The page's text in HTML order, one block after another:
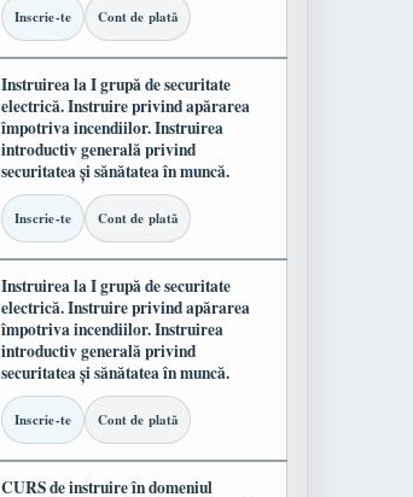
Inscrie-te Cont de plată
Instruirea la I grupă de securitate
electrică. Instruire privind apărarea
împotriva incendiilor. Instruirea
introductiv generală privind
securitatea și sănătatea în muncă.
Inscrie-te Cont de plată
Instruirea la I grupă de securitate
electrică. Instruire privind apărarea
împotriva incendiilor. Instruirea
introductiv generală privind
securitatea și sănătatea în muncă.
Inscrie-te Cont de plată
CURS de instruire în domeniul